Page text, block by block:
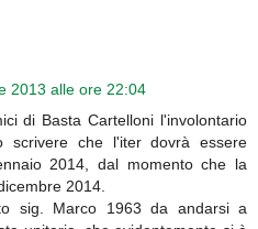
2013 alle ore 22:04
di Basta Cartelloni l'involontario
scrivere che l'iter dovrà essere
2014, dal momento che la
2014.
sig. Marco 1963 da andarsi a